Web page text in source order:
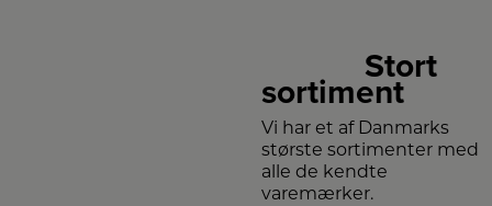
Stort
sortiment
Vi har et af Danmarks
største sortimenter med
alle de kendte
varemærker.